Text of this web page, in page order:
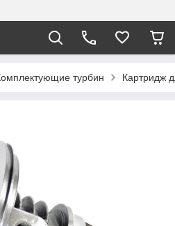
турбин Картридж